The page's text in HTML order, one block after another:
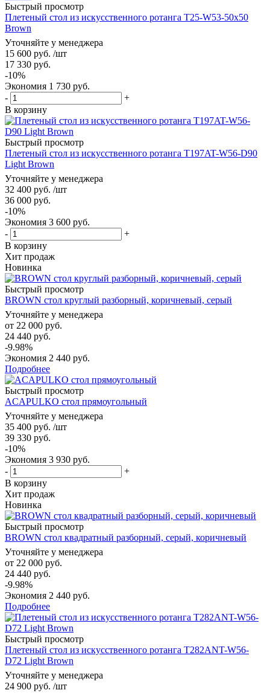
Быстрый просмотр
Плетеный стол из искусственного ротанга T25-W53-50x50
Brown
Уточняйте у менеджера
15 600 руб. /шт
17 330 руб.
-10%
Экономия 1 730 руб.
-
+
В корзину
Быстрый просмотр
Плетеный стол из искусственного ротанга T197AT-W56-D90
Light Brown
Уточняйте у менеджера
32 400 руб. /шт
36 000 руб.
-10%
Экономия 3 600 руб.
-
+
В корзину
Хит продаж
Новинка
Быстрый просмотр
BROWN стол круглый разборный, коричневый, серый
Уточняйте у менеджера
от 22 000 руб.
24 440 руб.
-9.98%
Экономия 2 440 руб.
Подробнее
Быстрый просмотр
ACAPULKO стол прямоугольный
Уточняйте у менеджера
35 400 руб. /шт
39 330 руб.
-10%
Экономия 3 930 руб.
-
+
В корзину
Хит продаж
Новинка
Быстрый просмотр
BROWN стол квадратный разборный, серый, коричневый
Уточняйте у менеджера
от 22 000 руб.
24 440 руб.
-9.98%
Экономия 2 440 руб.
Подробнее
Быстрый просмотр
Плетеный стол из искусственного ротанга T282ANT-W56-
D72 Light Brown
Уточняйте у менеджера
24 900 руб. /шт